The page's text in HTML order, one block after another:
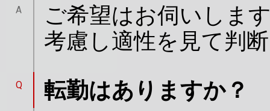
A
ご希望はお伺いしま
考慮し適性を見て判
Q 転勤はありますか？